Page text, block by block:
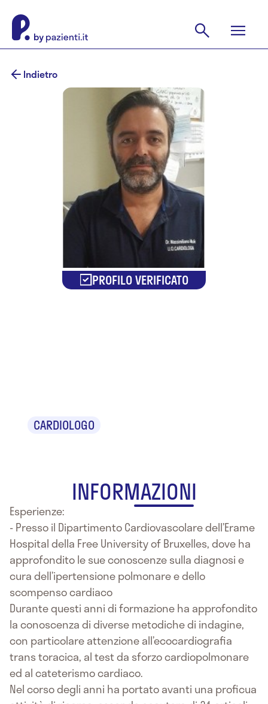
Indietro
PROFILO VERIFICATO
CARDIOLOGO
INFORMAZIONI
Esperienze:
- Presso il Dipartimento Cardiovascolare dell’Erame
Hospital della Free University of Bruxelles, dove ha
approfondito le sue conoscenze sulla diagnosi e
cura dell’ipertensione polmonare e dello
scompenso cardiaco
Durante questi anni di formazione ha approfondito
la conoscenza di diverse metodiche di indagine,
con particolare attenzione all’ecocardiografia
trans toracica, al test da sforzo cardiopolmonare
ed al cateterismo cardiaco.
Nel corso degli anni ha portato avanti una proficua